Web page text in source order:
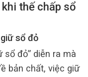
thế chấp sổ
sổ đỏ
sổ đỏ” diễn ra mà
bản chất, việc giữ